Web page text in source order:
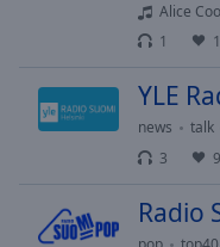
off,
selected
subtitles
Alice
1
YLE
news talk
3
Radio